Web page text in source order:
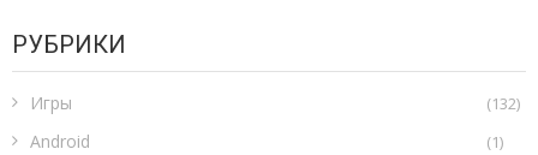
РУБРИКИ
Игры (132)
Android (1)